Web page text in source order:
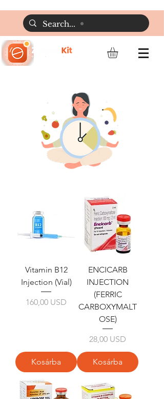
Vitamin B12
Injection (Vial)
Ár
160,00 USD
Kosárba
ENCICARB
INJECTION
(FERRIC
CARBOXYMALT
OSE)
Ár
28,00 USD
Kosárba